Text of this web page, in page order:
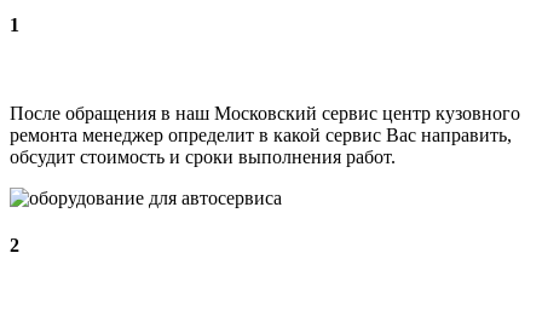
1
После обращения в наш Московский сервис центр кузовного
ремонта менеджер определит в какой сервис Вас направить,
обсудит стоимость и сроки выполнения работ.
2